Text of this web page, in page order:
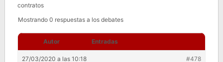
contratos
Mostrando 0 respuestas a los debates
Autor Entradas
27/03/2020 a las 10:18 #478